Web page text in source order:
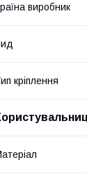
виробник
кріплення